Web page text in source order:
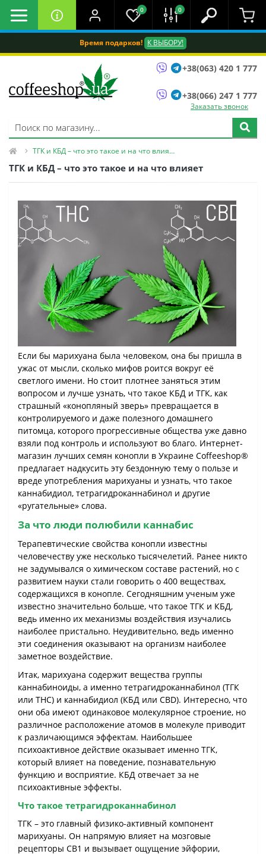
Время подарков! К ВЫБОРУ!
0 0
+38(063) 420 1 777
+38(066) 247 1 777
Заказать звонок
ТГК и КБД – что это такое и на что влияет
ТГК и КБД – что это такое и на что влияет
Если бы марихуана была человеком, она бы пришла в
ужас от мысли, сколько мифов роится вокруг её
светлого имени. Но стоит плотнее заняться этим
вопросом и лучше узнать, что такое КБД и ТГК, как
страшный «конопляный зверь» превращается в
контролируемого и даже полезного домашнего
питомца, которого прогрессивные общества уже давно
взяли под контроль и используют во благо. Интернет-
магазин лучших семян конопли в Украине Coffeeshop®
предлагает надкусить эту бездонную тему о пользе и
вреде употребления марихуаны и узнать, что такое
каннабидиол, тетрагидроканнабинол и другие
«ругательные» слова.
За что люди полюбили каннабис
Терапевтические свойства конопли известны
человечеству уже несколько тысячелетий. Ранее никто
не задумывался о химическом составе растений, но с
развитием науки стали говорить о 400 веществах,
содержащихся в конопле. Сегодняшним ученым уже
известно значительно больше, что такое ТГК и КБД,
ведь именно их механизмы воздействия изучались
наиболее пристально. Неудивительно, ведь именно
эти соединения оказывают на организм наиболее
заметное воздействие.
Итак, марихуана содержит вещества группы
каннабиноиды, а именно тетрагидроканнабинол (ТГК
или THC) и каннабидиол (КБД или CBD). Интересно, что
они оба имеют одинаковое молекулярное строение, но
различное расположение атомов в молекуле приводит
к различающимся эффектам. Наибольшее
психоактивное действие оказывает именно ТГК,
который влияет на поведение, познавательную
функцию и восприятие. КБД отвечает за не
психоактивные эффекты.
Что такое тетрагидроканнабинол
ТГК – это главный физико-активный компонент
марихуаны. Он напрямую влияет на мозговые
рецепторы CB1 и вызывает ощущение эйфории,